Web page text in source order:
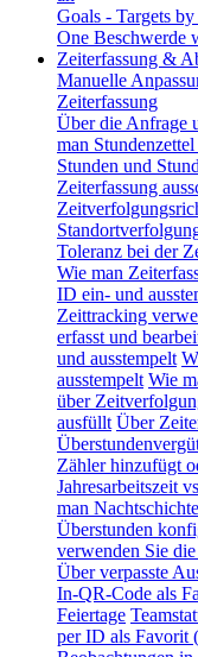
Goals - Targets
One Beschwerde
Zeiterfassung &
Manuelle
Zeiterfassung
Über die Anfrage
man
Stunden und
Zeiterfassung
Toleranz bei der
Wie man
ID ein- und
Zeittracking
erfasst und
und ausstempelt
ausstempelt Wie
über
ausfüllt Über
Zähler hinzufügt
Jahresarbeitszeit
man
Überstunden
verwenden Sie
Über verpasste
In-QR-Code als
Feiertage
per ID als Favorit